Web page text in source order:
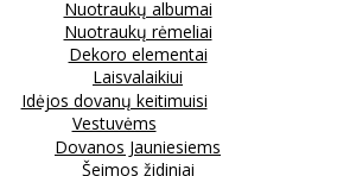
Nuotraukų albumai
Nuotraukų rėmeliai
Dekoro elementai
Laisvalaikiui
Idėjos dovanų keitimuisi
Vestuvėms
Dovanos Jauniesiems
Šeimos židiniai